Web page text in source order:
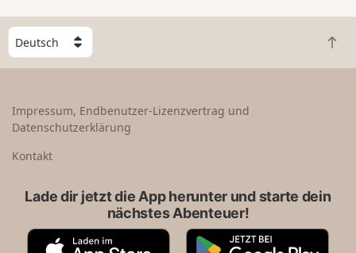
W
ä
h
e
n
Z
u
Impressum, Endbenutzer-Lizenzvertrag und
Datenschutzerklärung
Kontakt
Lade dir jetzt die App herunter und starte dein
nächstes Abenteuer!
A
G